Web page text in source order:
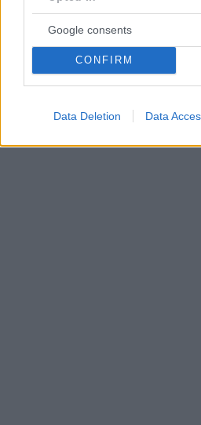
Google consents
CONFIRM
Data Deletion Data
αυξημένη ηλεκτρική
να δημιουργήσει ιδιαίτερα
συνθήκες.